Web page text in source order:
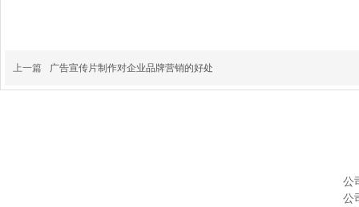
上一篇 广告宣传片制作对企业品牌营销的好处
公
公